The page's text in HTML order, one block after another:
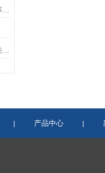
Pearson(皮尔森)电流互感器：如何革新电力监控？
| 产品中心 |